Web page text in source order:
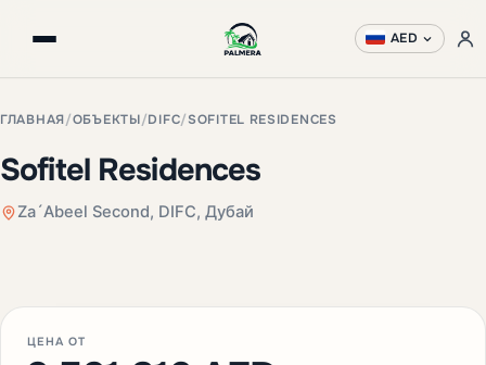
AED
ГЛАВНАЯ/ОБЪЕКТЫ/DIFC/ SOFITEL RESIDENCES
Sofitel Residences
Za´Abeel Second, DIFC, Дубай
ЦЕНА ОТ